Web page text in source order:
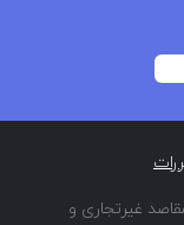
غیرتجاری و